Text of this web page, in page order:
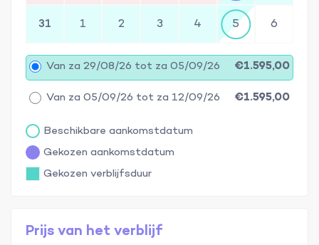
31 1 2 3 4 5 6
Van za 29/08/26 tot za 05/09/26 €1.595,00
Van za 05/09/26 tot za 12/09/26 €1.595,00
Beschikbare aankomstdatum
Gekozen aankomstdatum
Gekozen verblijfsduur
Prijs van het verblijf